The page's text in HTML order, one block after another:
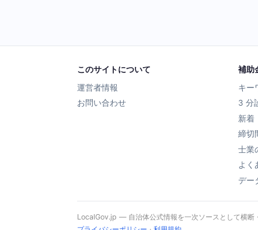
このサイトについて
運営者情報
お問い合わせ
補助
キー
3 分
新着
締切
士業
よく
デー
LocalGov.jp — 自治体公式情報を一次ソースとして横